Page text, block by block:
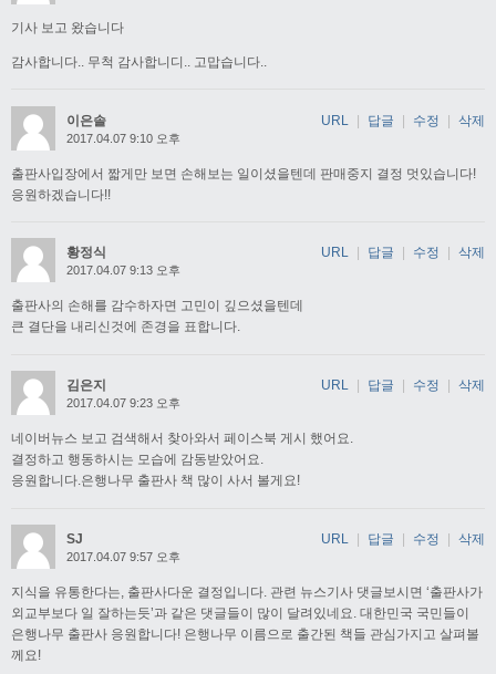
기사 보고 왔습니다
감사합니다.. 무척 감사합니디.. 고맙습니다..
이은솔
2017.04.07 9:10 오후
출판사입장에서 짧게만 보면 손해보는 일이셨을텐데 판매중지 결정 멋있습니다!
응원하겠습니다!!
URL | 답글 | 수정 | 삭제
황정식
2017.04.07 9:13 오후
출판사의 손해를 감수하자면 고민이 깊으셨을텐데
큰 결단을 내리신것에 존경을 표합니다.
URL 답글 수정 삭제
김은지
2017.04.07 9:23 오후
네이버뉴스 보고 검색해서 찾아와서 페이스북 게시 했어요.
결정하고 행동하시는 모습에 감동받았어요.
응원합니다.은행나무 출판사 책 많이 사서 볼게요!
URL 답글 수정 삭제
SJ
2017.04.07 9:57 오후
지식을 유통한다는, 출판사다운 결정입니다. 관련 뉴스기사 댓글보시면 ‘출판사가
외교부보다 일 잘하는듯’과 같은 댓글들이 많이 달려있네요. 대한민국 국민들이
은행나무 출판사 응원합니다! 은행나무 이름으로 출간된 책들 관심가지고 살펴볼
께요!
URL 답글 수정 삭제